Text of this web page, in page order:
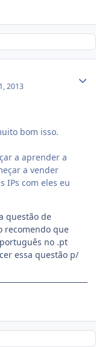
2013
bom isso.
a aprender a
a vender
IPs com eles eu
questão de
recomendo que
no .pt
essa questão p/